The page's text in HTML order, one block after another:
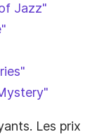
Jazz"
Les prix